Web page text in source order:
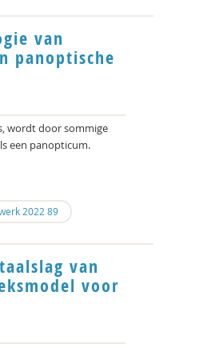
van
panoptische
wordt door sommige
een panopticum.
2022 89
van
voor